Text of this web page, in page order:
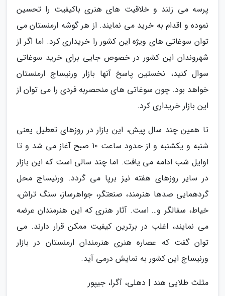
پرسه می زنند و خلاقیت های هنری باکیفیت را تحسین
نموده و اقدام به خرید می نمایند. از هر گوشه ارمنستان می
توان سوغاتی های ویژه این کشور را خریداری کرد. اما اگر از
شهروندان این کشور در خصوص جایی برای خرید سوغاتی
سوال کنید، نخستین پاسخ آنها بازار ورنیساج ارمنستان
خواهد بود. چون سوغاتی های منحصربه فردی را می توان از
این بازار خریداری کرد.
تا همین چند سال پیش، این بازار در روزهای تعطیل یعنی
شنبه و یکشنبه و از حدود ساعت 10 صبح آغاز می شد و تا
اوایل شب ادامه می یافت. اما چند سالی است که این بازار
در سایر روزهای هفته نیز برپا می گردد. ورنیساج محل
گردهمایی صدها هنرمند، صنعتگر، جواهرساز، سنگ تراش،
خیاط، سفالگر و… است. آثار هنری که این هنرمندان عرضه
می نمایند، اغلب در برترین کیفیت ممکن قرار دارند. می
توان گفت که عصاره هنری هنرمندان ارمنستان در بازار
ورنیساج این کشور به نمایش درمی آید.
مثلث طلایی هند | دهلی، آگرا، جیپور